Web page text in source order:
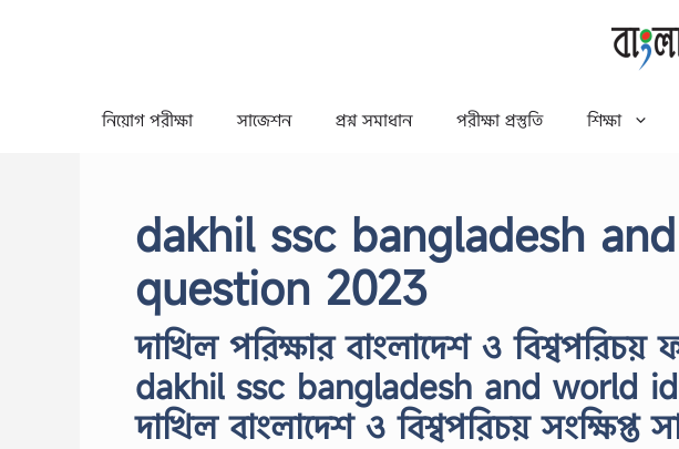
নিয়োগ পরীক্ষা সাজেশন প্রশ্ন সমাধান পরীক্ষা প্রস্তুতি শিক্ষা
dakhil ssc bangladesh
question 2023
দাখিল পরিক্ষার বাংলাদেশ ও
dakhil ssc bangladesh and world
দাখিল বাংলাদেশ ও বিশ্বপরিচয় সংক্ষিপ্ত